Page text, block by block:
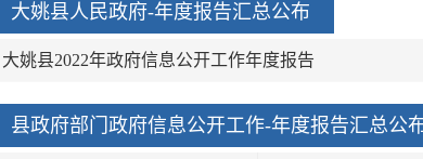
大姚县人民政府-年度报告汇总公布
大姚县2022年政府信息公开工作年度报告
县政府部门政府信息公开工作-年度报告汇总公